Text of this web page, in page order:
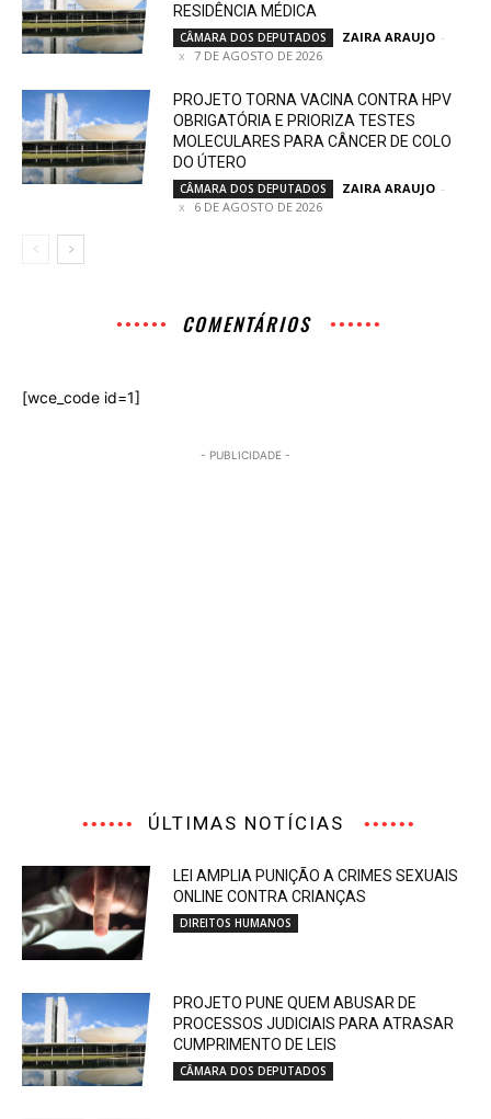
RESIDÊNCIA MÉDICA
CÂMARA DOS DEPUTADOS ZAIRA ARAUJO -
7 DE AGOSTO DE 2026
PROJETO TORNA VACINA CONTRA HPV
OBRIGATÓRIA E PRIORIZA TESTES
MOLECULARES PARA CÂNCER DE COLO
DO ÚTERO
CÂMARA DOS DEPUTADOS ZAIRA ARAUJO -
6 DE AGOSTO DE 2026
COMENTÁRIOS
[wce_code id=1]
- PUBLICIDADE -
ÚLTIMAS NOTÍCIAS
LEI AMPLIA PUNIÇÃO A CRIMES SEXUAIS
ONLINE CONTRA CRIANÇAS
DIREITOS HUMANOS
PROJETO PUNE QUEM ABUSAR DE
PROCESSOS JUDICIAIS PARA ATRASAR
CUMPRIMENTO DE LEIS
CÂMARA DOS DEPUTADOS